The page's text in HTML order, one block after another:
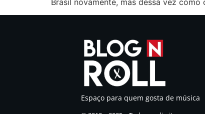
Brasil novamente, mas dessa vez como
Espaço para quem gosta de música